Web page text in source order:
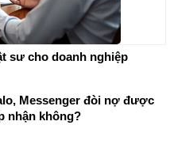
sư cho doanh nghiệp
Messenger đòi nợ được
nhận không?